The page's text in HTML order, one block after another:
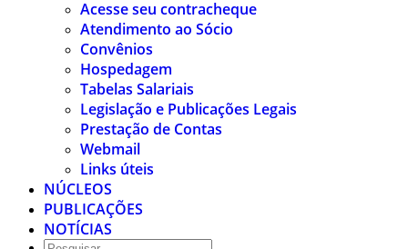
Acesse seu contracheque
Atendimento ao Sócio
Convênios
Hospedagem
Tabelas Salariais
Legislação e Publicações Legais
Prestação de Contas
Webmail
Links úteis
NÚCLEOS
PUBLICAÇÕES
NOTÍCIAS